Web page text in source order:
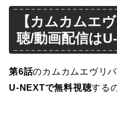
【カムカムエ
聴/動画配信は
第6話のカムカムエヴリ
U-NEXTで無料視聴する